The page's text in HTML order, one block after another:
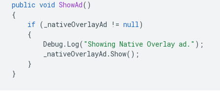
public void ShowAd()
{
if ( _nativeOverlayAd != null)
{
Debug . Log( "Showing Native Overlay ad." );
_nativeOverlayAd .Show();
}
}